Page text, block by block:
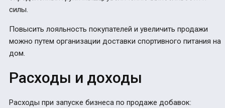
силы.
Повысить лояльность покупателей и увеличить продажи
можно путем организации доставки спортивного питания на
дом.
Расходы и доходы
Расходы при запуске бизнеса по продаже добавок: